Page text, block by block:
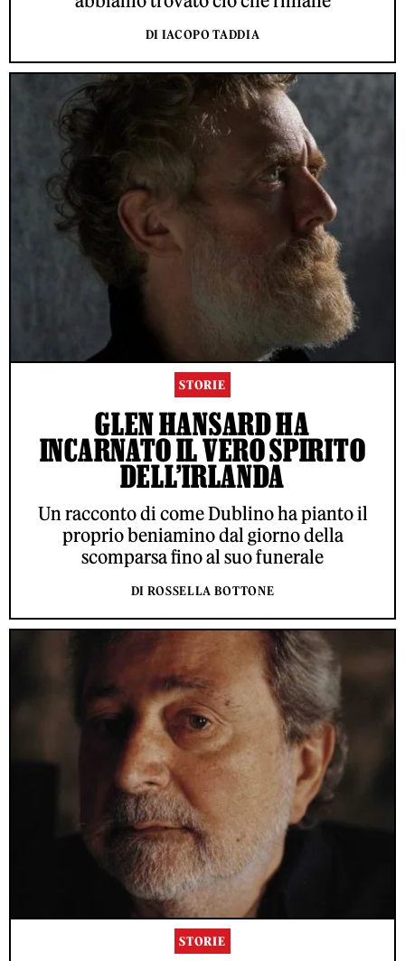
DI IACOPO TADDIA
STORIE
GLEN HANSARD HA
INCARNATO IL VERO SPIRITO
DELL’IRLANDA
Un racconto di come Dublino ha pianto il
proprio beniamino dal giorno della
scomparsa fino al suo funerale
DI ROSSELLA BOTTONE
STORIE